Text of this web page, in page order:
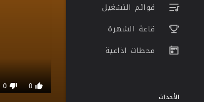
قوائم التشغيل
قاعة الشهرة
محطات اذاعية
الأحداث
0
0